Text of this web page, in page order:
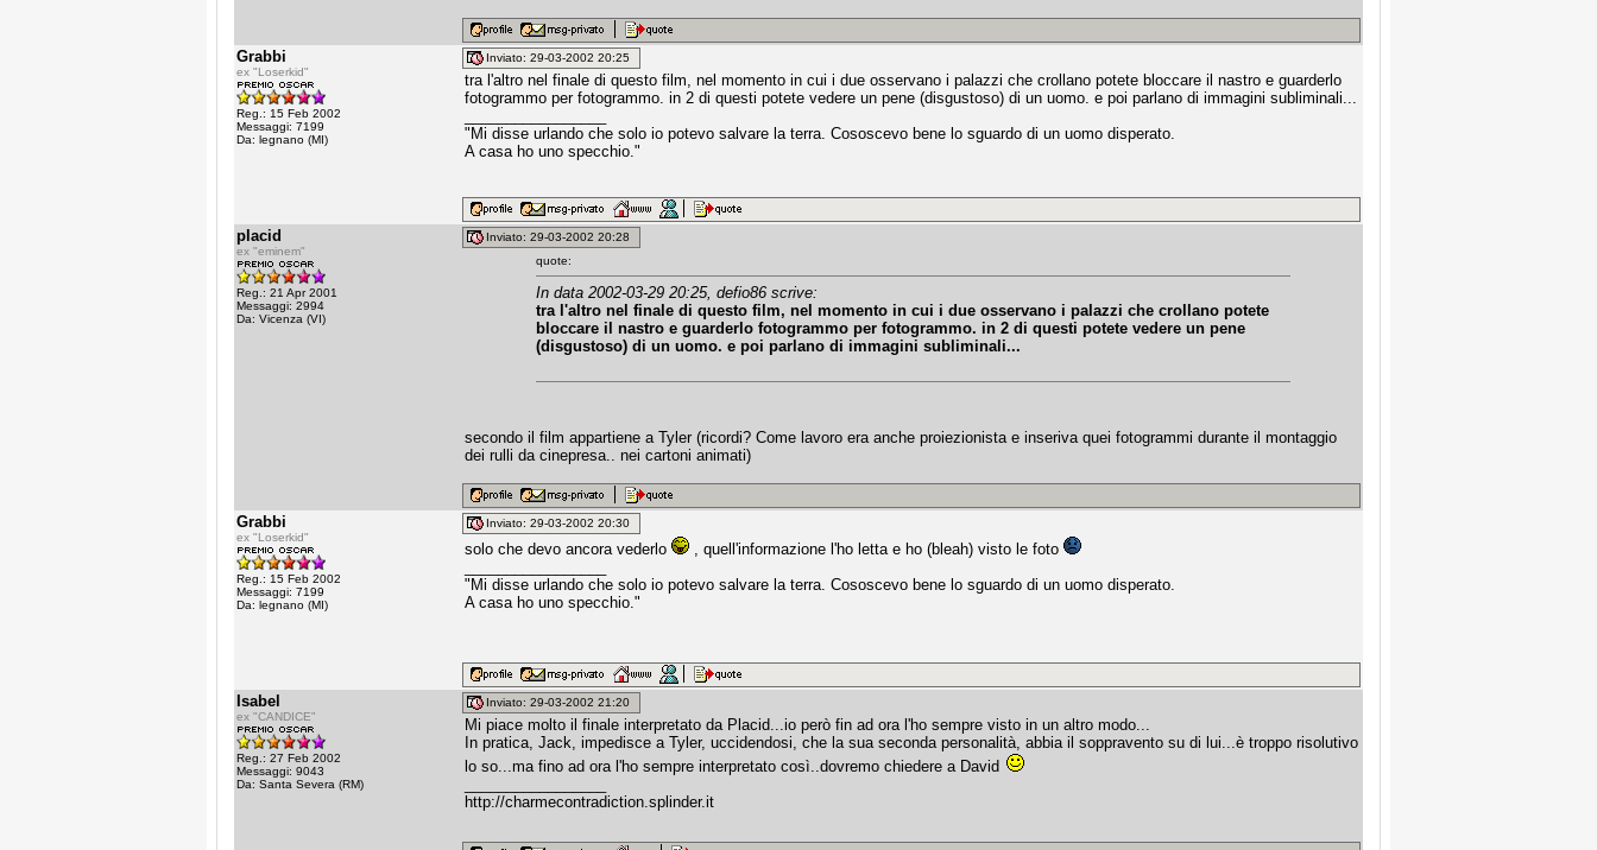
Grabbi
ex "Loserkid"
Reg.: 15 Feb 2002
Messaggi: 7199
Da: legnano (MI)
Inviato: 29-03-2002 20:25
tra l'altro nel finale di questo film, nel momento in cui i due osservano i palazzi che crollano potete bloccare il nastro e guarderlo
fotogrammo per fotogrammo. in 2 di questi potete vedere un pene (disgustoso) di un uomo. e poi parlano di immagini subliminali...
"Mi disse urlando che solo io potevo salvare la terra. Cososcevo bene lo sguardo di un uomo disperato.
A casa ho uno specchio."
placid
ex "eminem"
Reg.: 21 Apr 2001
Messaggi: 2994
Da: Vicenza (VI)
Inviato: 29-03-2002 20:28
quote:
In data 2002-03-29 20:25, defio86 scrive:
tra l'altro nel finale di questo film, nel momento in cui i due osservano i palazzi che crollano potete
bloccare il nastro e guarderlo fotogrammo per fotogrammo. in 2 di questi potete vedere un pene
(disgustoso) di un uomo. e poi parlano di immagini subliminali...
secondo il film appartiene a Tyler (ricordi? Come lavoro era anche proiezionista e inseriva quei fotogrammi durante il montaggio
dei rulli da cinepresa.. nei cartoni animati)
Grabbi
ex "Loserkid"
Reg.: 15 Feb 2002
Messaggi: 7199
Da: legnano (MI)
Inviato: 29-03-2002 20:30
solo che devo ancora vederlo
, quell'informazione l'ho letta e ho (bleah) visto le foto
"Mi disse urlando che solo io potevo salvare la terra. Cososcevo bene lo sguardo di un uomo disperato.
A casa ho uno specchio."
Isabel
ex "CANDICE"
Reg.: 27 Feb 2002
Messaggi: 9043
Da: Santa Severa (RM)
Inviato: 29-03-2002 21:20
Mi piace molto il finale interpretato da Placid...io però fin ad ora l'ho sempre visto in un altro modo...
In pratica, Jack, impedisce a Tyler, uccidendosi, che la sua seconda personalità, abbia il soppravento su di lui...è troppo risolutivo
lo so...ma fino ad ora l'ho sempre interpretato così..dovremo chiedere a David
http://charmecontradiction.splinder.it